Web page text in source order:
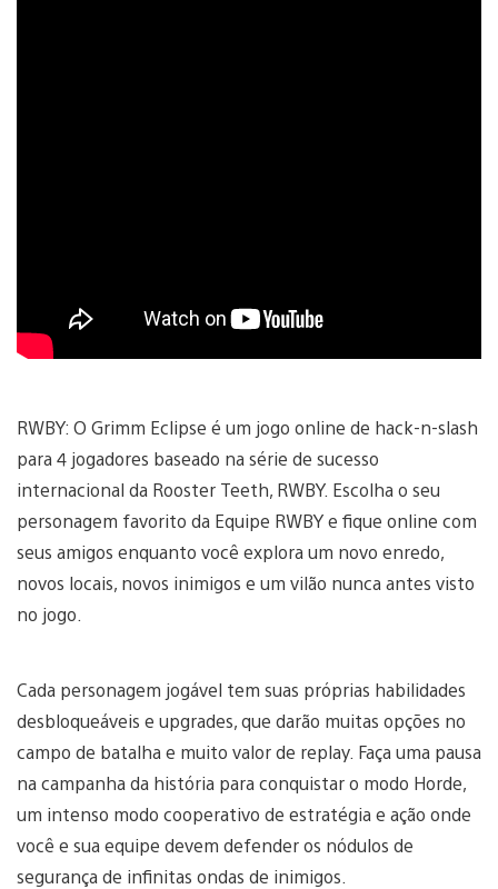
RWBY: O Grimm Eclipse é um jogo online de hack-n-slash
para 4 jogadores baseado na série de sucesso
internacional da Rooster Teeth, RWBY. Escolha o seu
personagem favorito da Equipe RWBY e fique online com
seus amigos enquanto você explora um novo enredo,
novos locais, novos inimigos e um vilão nunca antes visto
no jogo.
Cada personagem jogável tem suas próprias habilidades
desbloqueáveis e upgrades, que darão muitas opções no
campo de batalha e muito valor de replay. Faça uma pausa
na campanha da história para conquistar o modo Horde,
um intenso modo cooperativo de estratégia e ação onde
você e sua equipe devem defender os nódulos de
segurança de infinitas ondas de inimigos.